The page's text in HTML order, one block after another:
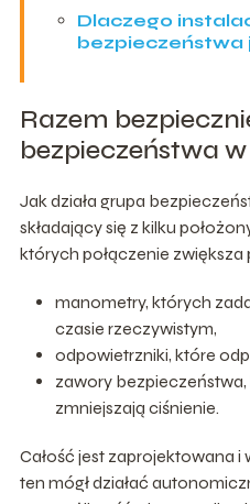
Dlaczego
bezpieczeństwa
Razem
bezpieczeństwa
Jak działa grupa
składający się z kilku
których połączenie zwiększa
manometry, których
czasie rzeczywistym,
odpowietrzniki, które
zawory bezpieczeństwa,
zmniejszają ciśnienie.
Całość jest zaprojektowana
ten mógł działać